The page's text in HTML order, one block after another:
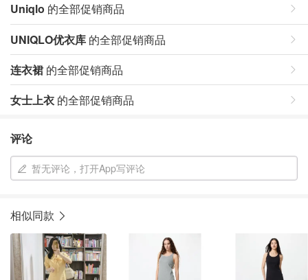
Uniqlo 的全部促销商品
UNIQLO优衣库 的全部促销商品
连衣裙 的全部促销商品
女士上衣 的全部促销商品
评论
暂无评论，打开App写评论
相似同款